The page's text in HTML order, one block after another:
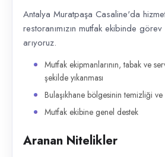
Antalya Muratpaşa Casaline'da
restoranımızın mutfak ekibinde
arıyoruz.
Mutfak ekipmanlarının, tabak ve
şekilde yıkanması
Bulaşıkhane bölgesinin temizliği
Mutfak ekibine genel destek
Aranan Nitelikler